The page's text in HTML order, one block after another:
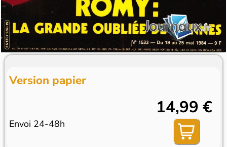
Version papier
Envoi 24-48h
14,99 €